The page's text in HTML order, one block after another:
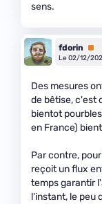
sens.
fdorin
Le 02/12/
Des mesures
de bêtise, c'est
bientot
en France)
Par contre,
reçoit un flux
temps garantir
l'instant, le peu